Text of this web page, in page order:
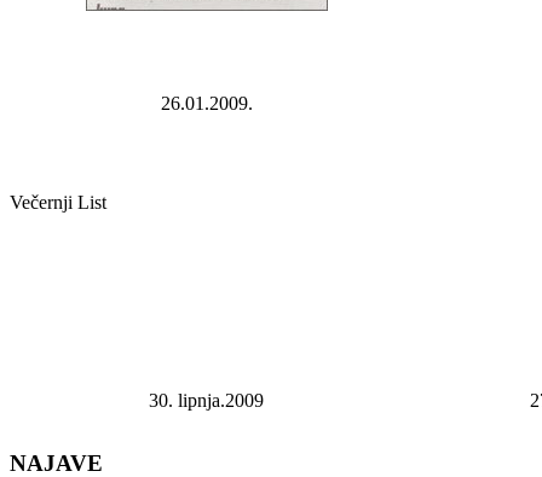
26.01.2009.
Večernji List
30. lipnja.2009
NAJAVE